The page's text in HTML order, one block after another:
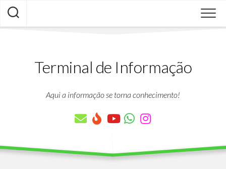
Skip
content
Terminal de Informação
Aqui a informação se torna conhecimento!